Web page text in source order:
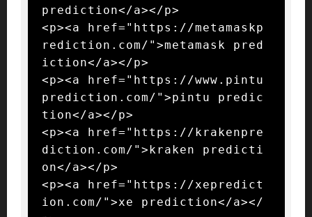
prediction</a></p>
<p><a href="https://metamaskp
rediction.com/">metamask pred
iction</a></p>
<p><a href="https://www.pintu
prediction.com/">pintu predic
tion</a></p>
<p><a href="https://krakenpre
diction.com/">kraken predicti
on</a></p>
<p><a href="https://xepredict
ion.com/">xe prediction</a></